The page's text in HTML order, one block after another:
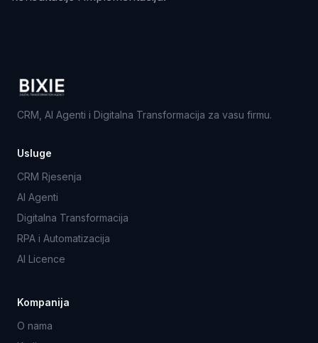
CRM, AI Agenti i Digitalna Transformacija za vasu firmu.
Usluge
CRM Rjesenja
AI Agenti
Digitalna Transformacija
RPA i Automatizacija
AI Licence
Kompanija
O nama